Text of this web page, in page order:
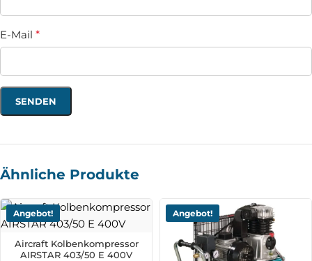
E-Mail *
Ähnliche Produkte
Angebot!
Aircraft Kolbenkompressor
AIRSTAR 403/50 E 400V
Angebot!